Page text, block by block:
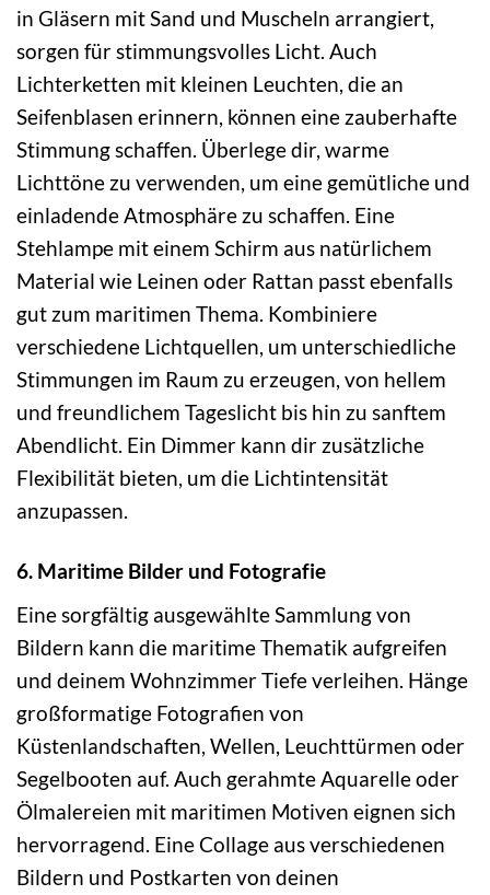
in Gläsern mit Sand und Muscheln arrangiert,
sorgen für stimmungsvolles Licht. Auch
Lichterketten mit kleinen Leuchten, die an
Seifenblasen erinnern, können eine zauberhafte
Stimmung schaffen. Überlege dir, warme
Lichttöne zu verwenden, um eine gemütliche und
einladende Atmosphäre zu schaffen. Eine
Stehlampe mit einem Schirm aus natürlichem
Material wie Leinen oder Rattan passt ebenfalls
gut zum maritimen Thema. Kombiniere
verschiedene Lichtquellen, um unterschiedliche
Stimmungen im Raum zu erzeugen, von hellem
und freundlichem Tageslicht bis hin zu sanftem
Abendlicht. Ein Dimmer kann dir zusätzliche
Flexibilität bieten, um die Lichtintensität
anzupassen.
6. Maritime Bilder und Fotografie
Eine sorgfältig ausgewählte Sammlung von
Bildern kann die maritime Thematik aufgreifen
und deinem Wohnzimmer Tiefe verleihen. Hänge
großformatige Fotografien von
Küstenlandschaften, Wellen, Leuchttürmen oder
Segelbooten auf. Auch gerahmte Aquarelle oder
Ölmalereien mit maritimen Motiven eignen sich
hervorragend. Eine Collage aus verschiedenen
Bildern und Postkarten von deinen